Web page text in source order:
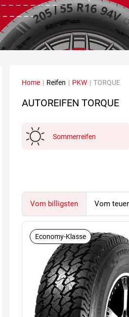
Home | Reifen | PKW | TORQUE
AUTOREIFEN TORQUE
Sommerreifen
Vom billigsten Vom
Economy-Klasse